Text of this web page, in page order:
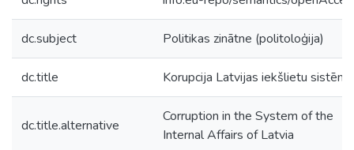
dc.subject Politikas zinātne (politoloģija)
dc.title Korupcija Latvijas iekšlietu sistēmā
dc.title.alternative
Corruption in the System of the
Internal Affairs of Latvia